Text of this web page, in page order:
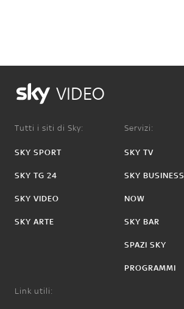
VIDEO
Tutti i siti di Sky:
SKY SPORT
SKY TG 24
SKY VIDEO
SKY ARTE
Servizi:
SKY TV
SKY BUSINESS
NOW
SKY BAR
SPAZI SKY
PROGRAMMI
Link utili: